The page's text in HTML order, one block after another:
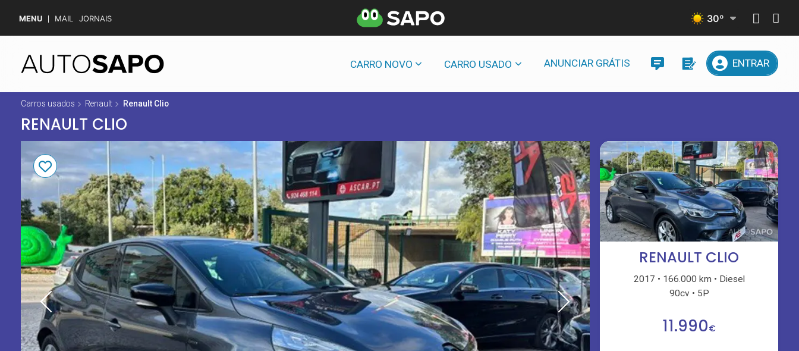
MENU MAIL JORNAIS 30º
CARRO NOVO CARRO USADO ANUNCIAR GRÁTIS ENTRAR
Carros usados Renault Renault Clio
RENAULT CLIO
RENAULT CLIO
2017 166.000 km
Diesel
90cv
5P
11.990€